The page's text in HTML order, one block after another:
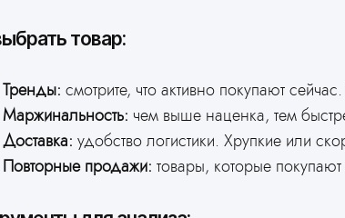
товар:
Тренды: смотрите, что активно покупают
Маржинальность: чем выше наценка, тем
Доставка: удобство логистики. Хрупкие или
Повторные продажи: товары, которые